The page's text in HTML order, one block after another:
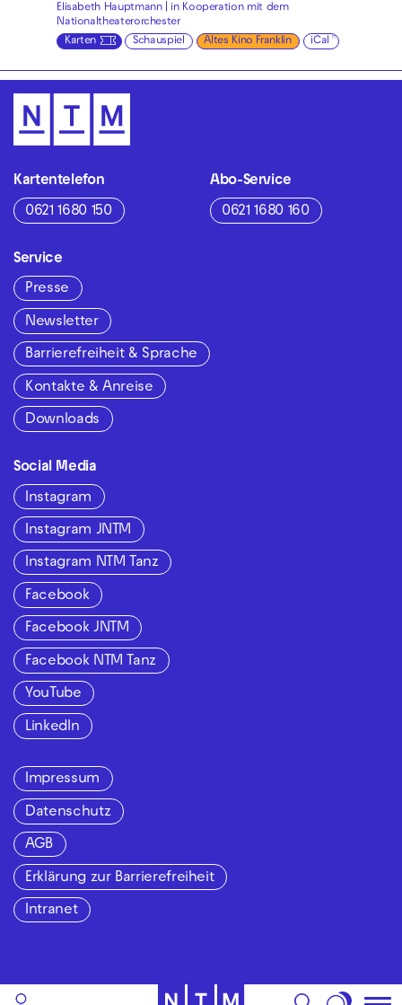
Elisabeth Hauptmann | in Kooperation mit dem
Nationaltheaterorchester
Karten
Schauspiel Altes Kino Franklin iCal
Kartentelefon
0621 1680 150
Abo-Service
0621 1680 160
Service
Presse
Newsletter
Barrierefreiheit & Sprache
Kontakte & Anreise
Downloads
Social Media
Instagram
Instagram JNTM
Instagram NTM Tanz
Facebook
Facebook JNTM
Facebook NTM Tanz
YouTube
LinkedIn
Impressum
Datenschutz
AGB
Erklärung zur Barrierefreiheit
Intranet